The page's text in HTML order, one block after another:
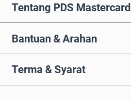
Tentang PDS Mastercard
Bantuan & Arahan
Terma & Syarat